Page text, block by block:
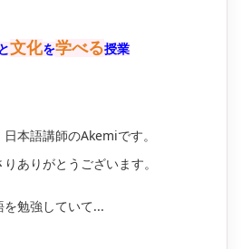
と文化を学べる授業
本語講師のAkemiです。
ありがとうございます。
勉強していて...